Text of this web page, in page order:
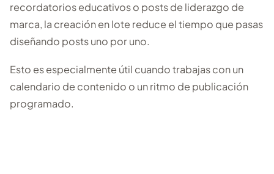
recordatorios educativos o posts de liderazgo de
marca, la creación en lote reduce el tiempo que pasas
diseñando posts uno por uno.
Esto es especialmente útil cuando trabajas con un
calendario de contenido o un ritmo de publicación
programado.